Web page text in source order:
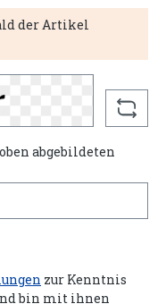
der Artikel
abgebildeten
zur Kenntnis
bin mit ihnen